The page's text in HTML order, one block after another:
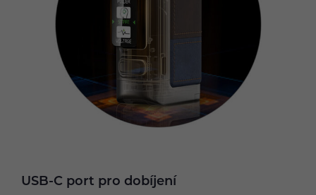
USB-C port pro dobíjení